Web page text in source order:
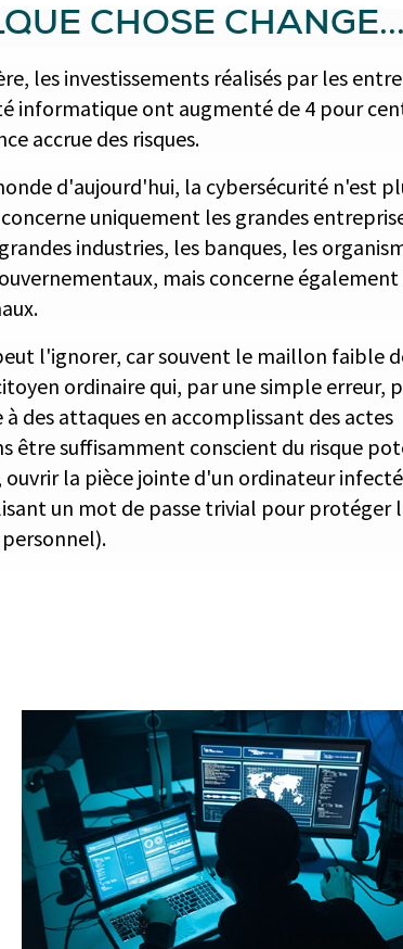
CHOSE CHANGE...
les investissements réalisés par les
informatique ont augmenté de 4 pour
accrue des risques.
d'aujourd'hui, la cybersécurité n'est
uniquement les grandes
industries, les banques, les
mais concerne également
l'ignorer, car souvent le maillon faible
ordinaire qui, par une simple erreur,
des attaques en accomplissant des actes
être suffisamment conscient du risque
la pièce jointe d'un ordinateur
un mot de passe trivial pour protéger